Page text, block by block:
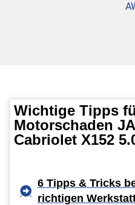
Wichtige Tipps
Motorschaden
Cabriolet X152
6 Tipps & Tricks
richtigen